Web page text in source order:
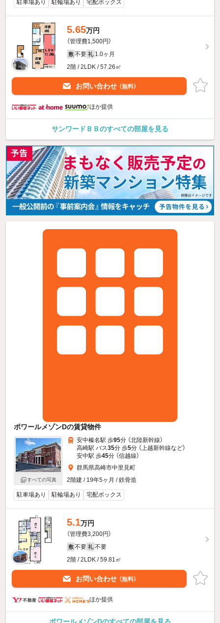
駐車場あり 駐輪場あり 宅配ボックス
5.65万円
（管理費1,500円）
敷 不要 礼 1.0ヶ月
2階 / 2LDK / 57.26㎡
お問い合わせ （無料）
ほか提供
サンワードＢＢのすべての部屋を見る
ポワールメゾンDの賃貸物件
すべての写真
安中榛名駅 歩95分 （北陸新幹線）
高崎駅 バス35分 歩5分 （上越新幹線など）
安中駅 歩45分 （信越線）
群馬県高崎市中里見町
2階建 / 19年5ヶ月 / 鉄骨造
駐車場あり 駐輪場あり 宅配ボックス
5.1万円
（管理費3,200円）
敷 不要 礼 不要
2階 / 2LDK / 59.81㎡
お問い合わせ （無料）
ほか提供